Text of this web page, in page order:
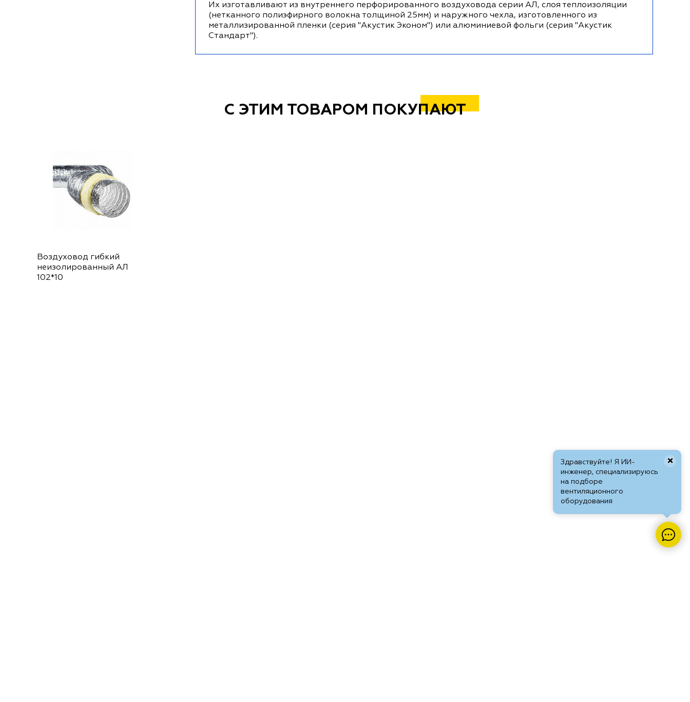
Их изготавливают из внутреннего перфорированного воздуховода серии АЛ, слоя теплоизоляции
(нетканного полиэфирного волокна толщиной 25мм) и наружного чехла, изготовленного из
металлизированной пленки (серия "Акустик Эконом") или алюминиевой фольги (серия "Акустик
Стандарт").
С ЭТИМ ТОВАРОМ ПОКУПАЮТ
Воздуховод гибкий
неизолированный АЛ
102*10
Здравствуйте! Я ИИ-
инженер, специализируюсь
на подборе
вентиляционного
оборудования
×